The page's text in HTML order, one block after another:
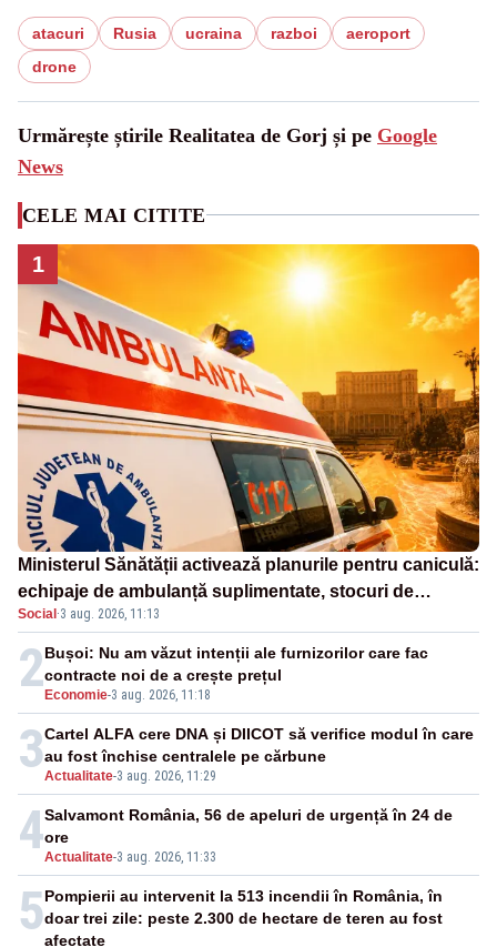
atacuri Rusia ucraina razboi
aeroport
drone
Urmărește știrile Realitatea de Gorj și pe Google
News
CELE MAI CITITE
1
Ministerul Sănătății activează planurile pentru caniculă:
echipaje de ambulanță suplimentate, stocuri de
medicamente verificate și puncte de apă în spațiile
publice
Social ·3 aug. 2026, 11:13
2 Economie-3 aug. 2026, 11:18
Bușoi: Nu am văzut intenții ale furnizorilor care fac
contracte noi de a crește prețul
3Actualitate-3 aug. 2026, 11:29
Cartel ALFA cere DNA și DIICOT să verifice modul în care
au fost închise centralele pe cărbune
4Actualitate-3 aug. 2026, 11:33
Salvamont România, 56 de apeluri de urgență în 24 de
ore
5Pompierii au intervenit la 513 incendii în România, în
doar trei zile: peste 2.300 de hectare de teren au fost
afectate